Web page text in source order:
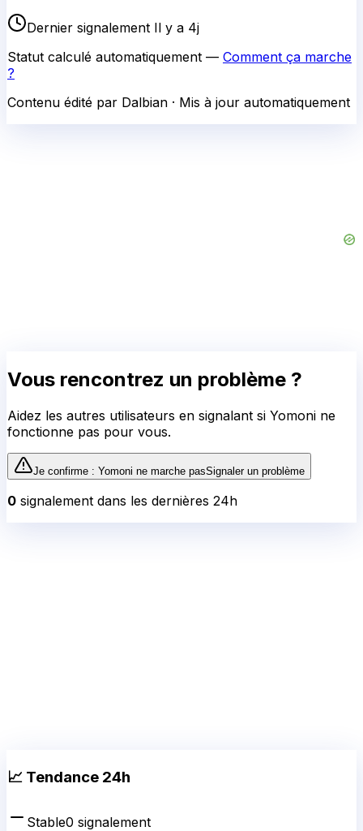
Dernier signalement Il y a 4j
Statut calculé automatiquement — Comment ça marche
?
Contenu édité par Dalbian · Mis à jour automatiquement
Vous rencontrez un problème ?
Aidez les autres utilisateurs en signalant si Yomoni ne
fonctionne pas pour vous.
Je confirme : Yomoni ne marche pasSignaler un problème
0 signalement dans les dernières 24h
📈 Tendance 24h
Stable0 signalement